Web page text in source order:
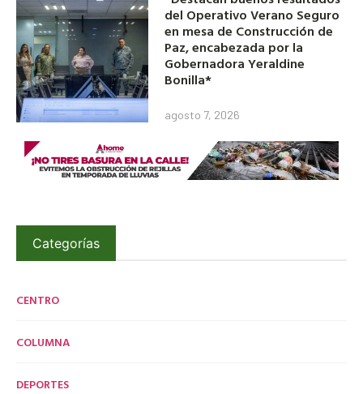
del Operativo Verano Seguro
en mesa de Construcción de
Paz, encabezada por la
Gobernadora Yeraldine
Bonilla*
agosto 7, 2026
Categorías
CENTRO
COLUMNA
DEPORTES